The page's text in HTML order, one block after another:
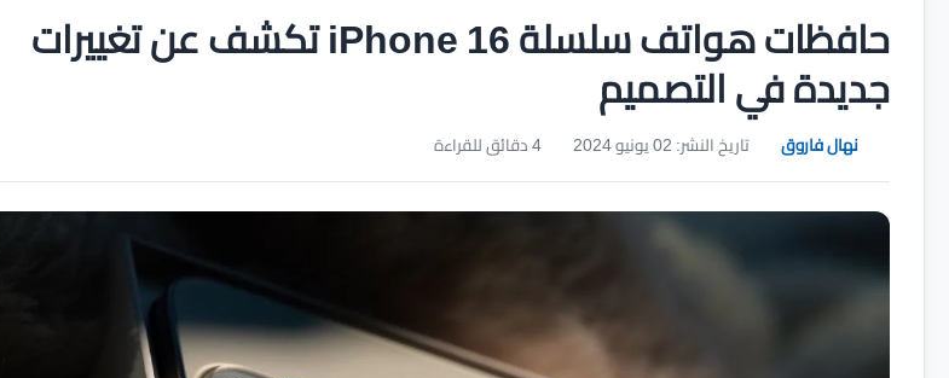
حافظات هواتف سلسلة iPhone 16 تكشف عن تغييرات
جديدة في التصميم
نهال فاروق تاريخ النشر: 02 يونيو 2024